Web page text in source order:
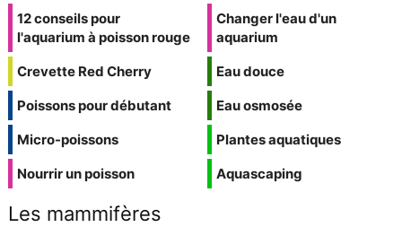
12 conseils pour
l'aquarium à poisson rouge
Crevette Red Cherry
Poissons pour débutant
Micro-poissons
Nourrir un poisson
Changer l'eau d'un
aquarium
Eau douce
Eau osmosée
Plantes aquatiques
Aquascaping
Les mammifères